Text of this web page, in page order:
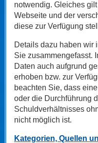
notwendig. Gleiches
Webseite und der
diese zur Verfügung
Details dazu haben wir
Sie zusammengefasst.
Daten auch aufgrund
erhoben bzw. zur
beachten Sie, dass
oder die Durchführung
Schuldverhältnisses
nicht möglich ist.
Kategorien, Quellen